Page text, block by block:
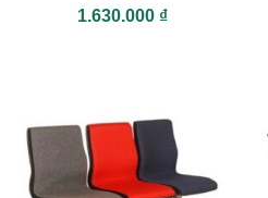
Được xếp
hạng55
1.630.000 ₫